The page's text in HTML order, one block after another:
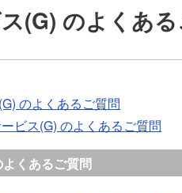
(G) のよくあ
のよくあるご質問
ビス(G) のよくあるご質問
くあるご質問